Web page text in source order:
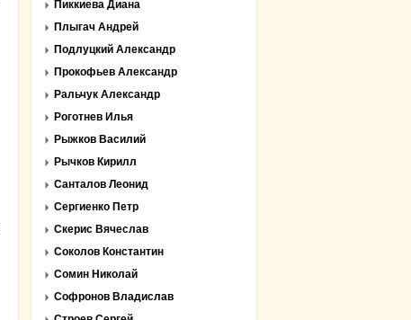
Пиккиева Диана
Плыгач Андрей
Подлуцкий Александр
Прокофьев Александр
Ральчук Александр
Роготнев Илья
Рыжков Василий
Рычков Кирилл
Санталов Леонид
Сергиенко Петр
Скерис Вячеслав
Соколов Константин
Сомин Николай
Софронов Владислав